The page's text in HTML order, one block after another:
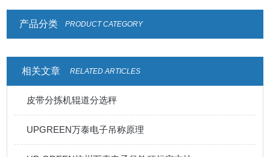
产品分类 PRODUCT CATEGORY
相关文章 RELATED ARTICLES
皮带分拣机辊道分选秤
UPGREEN万泰电子吊称原理